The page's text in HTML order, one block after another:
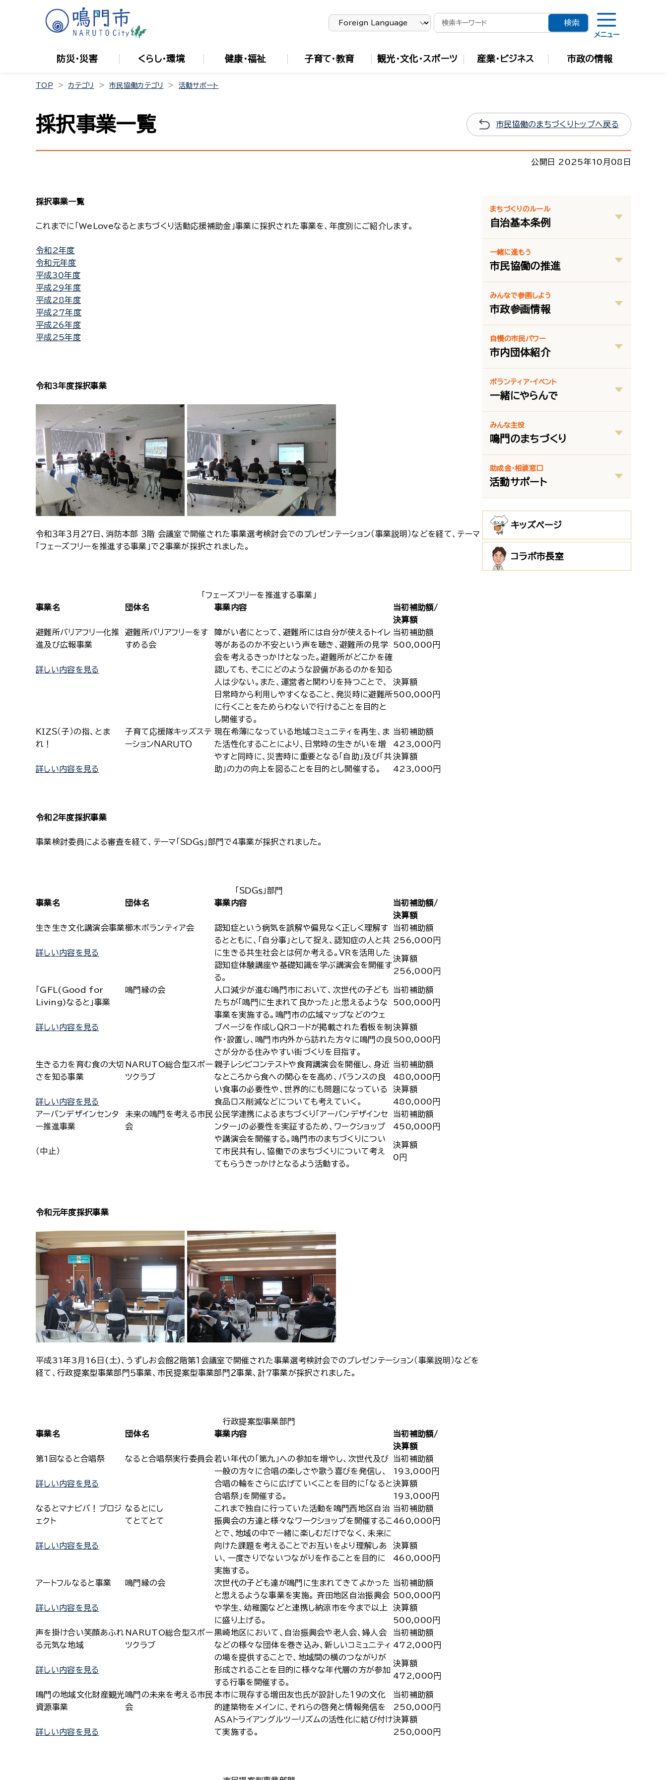
メニュー
防災・災害 くらし・環境 健康・福祉 子育て・教育 観光・文化・スポーツ 産業・ビジネス 市政の情報
TOP カテゴリ 市民協働カテゴリ 活動サポート
採択事業一覧 市民協働のまちづくりトップへ戻る
公開日 2025年10月08日
採択事業一覧
これまでに「WeLoveなるとまちづくり活動応援補助金」事業に採択された事業を、年度別にご紹介します。
令和2年度
令和元年度
平成30年度
平成29年度
平成28年度
平成27年度
平成26年度
平成25年度
令和3年度採択事業
令和３年３月２７日、消防本部 ３階 会議室で開催された事業選考検討会でのプレゼンテーション（事業説明）などを経て、テーマ
「フェーズフリーを推進する事業」で２事業が採択されました。
「フェーズフリーを推進する事業」
事業名
団体名 事業内容
当初補助額/
決算額
避難所バリアフリー化推
進及び広報事業
詳しい内容を見る
避難所バリアフリーをす
すめる会
障がい者にとって、避難所には自分が使えるトイレ
等があるのか不安という声を聴き、避難所の見学
会を考えるきっかけとなった。避難所がどこかを確
認しても、そこにどのような設備があるのかを知る
人は少ない。また、運営者と関わりを持つことで、
日常時から利用しやすくなること、発災時に避難所
に行くことをためらわないで行けることを目的と
し開催する。
当初補助額
500,000円
決算額
500,000円
ＫＩＺＳ（子）の指、とま
れ！
詳しい内容を見る
子育て応援隊キッズステ
ーションＮＡＲＵＴＯ
現在希薄になっている地域コミュニティを再生、ま
た活性化することにより、日常時の生きがいを増
やすと同時に、災害時に重要となる「自助」及び「共
助」の力の向上を図ることを目的とし開催する。
当初補助額
423,000円
決算額
423,000円
令和２年度採択事業
事業検討委員による審査を経て、テーマ「ＳＤＧｓ」部門で４事業が採択されました。
「ＳＤＧｓ」部門
事業名
団体名 事業内容
当初補助額/
決算額
生き生き文化講演会事業
詳しい内容を見る
櫛木ボランティア会
認知症という病気を誤解や偏見なく正しく理解す
るとともに、「自分事」として捉え、認知症の人と共
に生きる共生社会とは何か考える。ＶＲを活用した
認知症体験講座や基礎知識を学ぶ講演会を開催す
る。
当初補助額
256,000円
決算額
256,000円
「GFL(Good for
Living)なると」事業
詳しい内容を見る
鳴門縁の会
人口減少が進む鳴門市において、次世代の子ども
たちが「鳴門に生まれて良かった」と思えるような
事業を実施する。鳴門市の広域マップなどのウェ
ブページを作成しＱＲコードが掲載された看板を制
作・設置し、鳴門市内外から訪れた方々に鳴門の良
さが分かる住みやすい街づくりを目指す。
当初補助額
500,000円
決算額
500,000円
生きる力を育む食の大切
さを知る事業
詳しい内容を見る
NARUTO総合型スポー
ツクラブ
親子レシピコンテストや食育講演会を開催し、身近
なところから食への関心をを高め、バランスの良
い食事の必要性や、世界的にも問題になっている
食品ロス削減などについても考えていく。
当初補助額
480,000円
決算額
480,000円
アーバンデザインセンタ
ー推進事業
（中止）
未来の鳴門を考える市民
会
公民学連携によるまちづくり「アーバンデザインセ
ンター」の必要性を実証するため、ワークショップ
や講演会を開催する。鳴門市のまちづくりについ
て市民共有し、協働でのまちづくりについて考え
てもらうきっかけとなるよう活動する。
当初補助額
450,000円
決算額
0円
令和元年度採択事業
平成31年3月16日(土)、うずしお会館２階第１会議室で開催された事業選考検討会でのプレゼンテーション（事業説明）などを
経て、行政提案型事業部門５事業、市民提案型事業部門２事業、計７事業が採択されました。
行政提案型事業部門
事業名
団体名 事業内容
当初補助額/
決算額
第1回なると合唱祭
詳しい内容を見る
なると合唱祭実行委員会若い年代の「第九」への参加を増やし、次世代及び
一般の方々に合唱の楽しさや歌う喜びを発信し、
合唱の輪をさらに広げていくことを目的に「なると
合唱祭」を開催する。
当初補助額
193,000円
決算額
193,000円
なるとマナビバ！プロジ
ェクト
詳しい内容を見る
なるとにし
てとてとて
これまで独自に行っていた活動を鳴門西地区自治
振興会の方達と様々なワークショップを開催するこ
とで、地域の中で一緒に楽しむだけでなく、未来に
向けた課題を考えることでお互いをより理解しあ
い、一度きりでないつながりを作ることを目的に
実施する。
当初補助額
460,000円
決算額
460,000円
アートフルなると事業
詳しい内容を見る
鳴門縁の会
次世代の子ども達が鳴門に生まれてきてよかった
と思えるような事業を実施。 斉田地区自治振興会
や学生、幼稚園などと連携し納涼市を今まで以上
に盛り上げる。
当初補助額
500,000円
決算額
500,000円
声を掛け合い笑顔あふれ
る元気な地域
詳しい内容を見る
NARUTO総合型スポー
ツクラブ
黒崎地区において、自治振興会や老人会、婦人会
などの様々な団体を巻き込み、新しいコミュニティ
の場を提供することで、地域間の横のつながりが
形成されることを目的に様々な年代層の方が参加
する行事を開催する。
当初補助額
472,000円
決算額
472,000円
鳴門の地域文化財産観光
資源事業
詳しい内容を見る
鳴門の未来を考える市民
会
本市に現存する増田友也氏が設計した１９の文化
的建築物をメインに、それらの啓発と情報発信を
ASAトライアングルツーリズムの活性化に結び付け
て実施する。
当初補助額
250,000円
決算額
250,000円
まちづくりのルール
自治基本条例
一緒に進もう
市民協働の推進
みんなで参画しよう
市政参画情報
自慢の市民パワー
市内団体紹介
ボランティア・イベント
一緒にやらんで
みんな主役
鳴門のまちづくり
助成金・相談窓口
活動サポート
キッズページ
コラボ市長室